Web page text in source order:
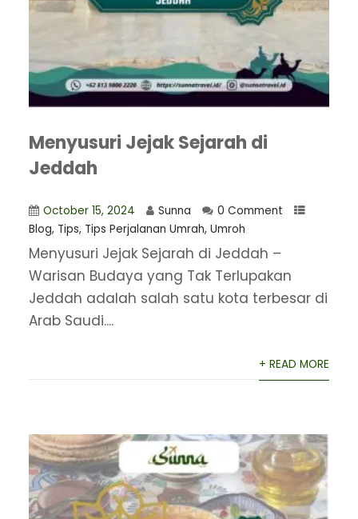
Menyusuri Jejak Sejarah di
Jeddah
October 15, 2024 Sunna
0 Comment
Blog, Tips, Tips Perjalanan Umrah, Umroh
Menyusuri Jejak Sejarah di Jeddah –
Warisan Budaya yang Tak Terlupakan
Jeddah adalah salah satu kota terbesar di
Arab Saudi....
+ READ MORE